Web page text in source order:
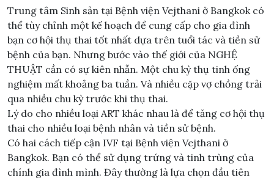
Trung tâm Sinh sản tại Bệnh viện Vejthani ở Bangkok có
thể tùy chỉnh một kế hoạch để cung cấp cho gia đình
bạn cơ hội thụ thai tốt nhất dựa trên tuổi tác và tiền sử
bệnh của bạn. Nhưng bước vào thế giới của NGHỆ
THUẬT cần có sự kiên nhẫn. Một chu kỳ thụ tinh ống
nghiệm mất khoảng ba tuần. Và nhiều cặp vợ chồng trải
qua nhiều chu kỳ trước khi thụ thai.
Lý do cho nhiều loại ART khác nhau là để tăng cơ hội thụ
thai cho nhiều loại bệnh nhân và tiền sử bệnh.
Có hai cách tiếp cận IVF tại Bệnh viện Vejthani ở
Bangkok. Bạn có thể sử dụng trứng và tinh trùng của
chính gia đình mình. Đây thường là lựa chọn đầu tiên